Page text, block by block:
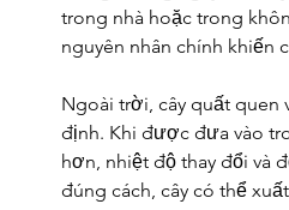
trong nhà hoặc trong
nguyên nhân chính khiến
Ngoài trời, cây quất quen
định. Khi được đưa vào
hơn, nhiệt độ thay đổi và
đúng cách, cây có thể